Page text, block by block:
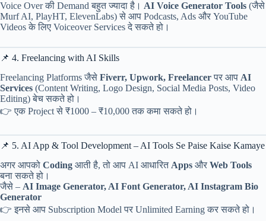
Voice Over की Demand बहुत ज्यादा है। AI Voice Generator Tools (जैसे
Murf AI, PlayHT, ElevenLabs) से आप Podcasts, Ads और YouTube
Videos के लिए Voiceover Services दे सकते हो।
📌 4. Freelancing with AI Skills
Freelancing Platforms जैसे Fiverr, Upwork, Freelancerपर आप AI
Services (Content Writing, Logo Design, Social Media Posts, Video
Editing) बेच सकते हो।
👉 एक Project से ₹1000 – ₹10,000 तक कमा सकते हो।
📌 5. AI App & Tool Development – AI Tools Se Paise Kaise Kamaye
अगर आपको Coding आती है, तो आप AI आधारित Apps और Web Tools
बना सकते हो।
जैसे – AI Image Generator, AI Font Generator, AI Instagram Bio
Generator
👉 इनसे आप Subscription Model पर Unlimited Earning कर सकते हो।